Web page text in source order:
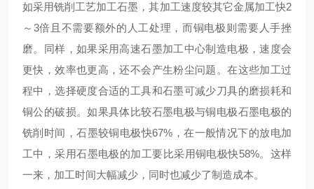
如采用铣削工艺加工石墨，其加工速度较其它金属加工快2
～3倍且不需要额外的人工处理，而铜电极则需要人手挫
磨。同样，如果采用高速石墨加工中心制造电极，速度会
更快，效率也更高，还不会产生粉尘问题。在这些加工过
程中，选择硬度合适的工具和石墨可减少刀具的磨损耗和
铜公的破损。如果具体比较石墨电极与铜电极石墨电极的
铣削时间，石墨较铜电极快67%，在一般情况下的放电加
工中，采用石墨电极的加工要比采用铜电极快58%。这样
一来，加工时间大幅减少，同时也减少了制造成本。